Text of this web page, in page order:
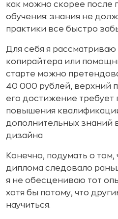
как можно скорее после
обучения: знания не
практики все быстро
Для себя я рассматриваю
копирайтера или
старте можно
40 000 рублей, верхний
его достижение требует
повышения
дополнительных знаний
дизайна
Конечно, подумать о том,
диплома следовало
я не обесцениваю тот
хотя бы потому, что
научиться.